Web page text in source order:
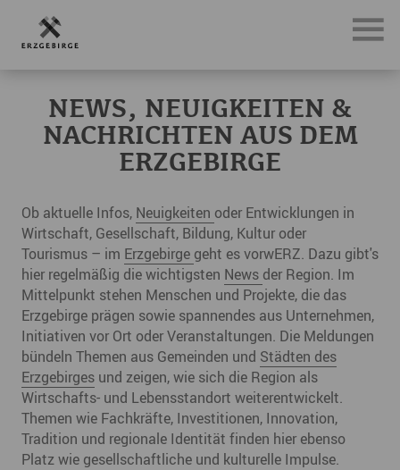
News, Neuigkeiten & Nachrichten aus dem Erzgebirge
NEWS, NEUIGKEITEN &
NACHRICHTEN AUS DEM
ERZGEBIRGE
Ob aktuelle Infos, Neuigkeiten oder Entwicklungen in
Wirtschaft, Gesellschaft, Bildung, Kultur oder
Tourismus – im Erzgebirge geht es vorwERZ. Dazu gibt's
hier regelmäßig die wichtigsten News der Region. Im
Mittelpunkt stehen Menschen und Projekte, die das
Erzgebirge prägen sowie spannendes aus Unternehmen,
Initiativen vor Ort oder Veranstaltungen. Die Meldungen
bündeln Themen aus Gemeinden und Städten des
Erzgebirges und zeigen, wie sich die Region als
Wirtschafts- und Lebensstandort weiterentwickelt.
Themen wie Fachkräfte, Investitionen, Innovation,
Tradition und regionale Identität finden hier ebenso
Platz wie gesellschaftliche und kulturelle Impulse.